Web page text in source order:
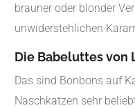
brauner oder blonder
unwiderstehlichen
Die Babeluttes von
Das sind Bonbons auf
Naschkatzen sehr